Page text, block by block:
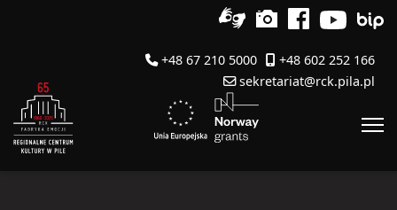
+48 67 210 5000
+48 602 252 166
sekretariat@rck.pila.pl